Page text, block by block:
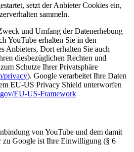
setzt der Anbieter Cookies ein,
sammeln.
und Umfang der Datenerhebung
YouTube erhalten Sie in den
Anbieters, Dort erhalten Sie auch
diesbezüglichen Rechten und
Schutze Ihrer Privatsphäre
privacy). Google verarbeitet Ihre Daten
EU-US Privacy Shield unterworfen
EU-US-Framework
von YouTube und dem damit
zu Google ist Ihre Einwilligung (§ 6